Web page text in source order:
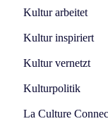
Kultur arbeitet
Kultur inspiriert
Kultur vernetzt
Kulturpolitik
La Culture